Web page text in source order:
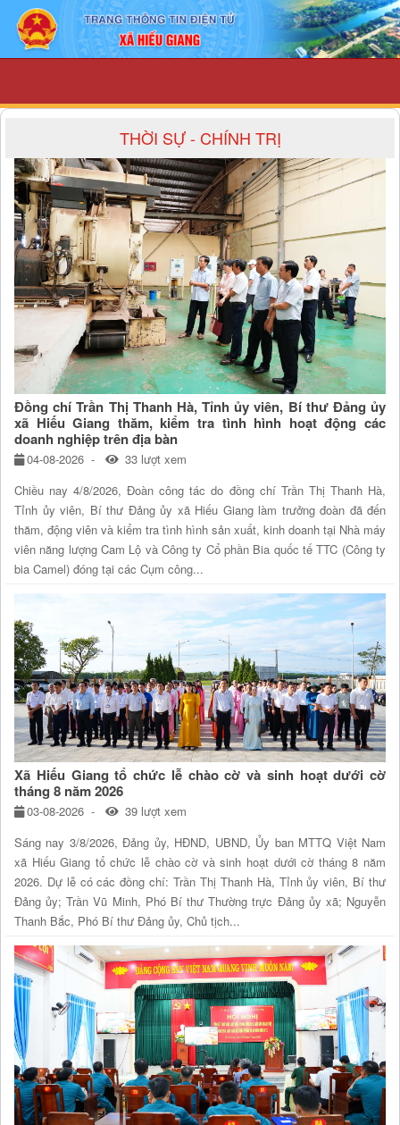
Thời sự - Chính trị - UBND xã Hiếu
THỜI SỰ - CHÍNH TRỊ
Đồng chí Trần Thị Thanh Hà, Tỉnh ủy viên, Bí thư Đảng ủy
xã Hiếu Giang thăm, kiểm tra tình hình hoạt động các
doanh nghiệp trên địa bàn
04-08-2026
33 lượt xem
Chiều nay 4/8/2026, Đoàn công tác do đồng chí Trần Thị Thanh Hà,
Tỉnh ủy viên, Bí thư Đảng ủy xã Hiếu Giang làm trưởng đoàn đã đến
thăm, động viên và kiểm tra tình hình sản xuất, kinh doanh tại Nhà máy
viên năng lượng Cam Lộ và Công ty Cổ phần Bia quốc tế TTC (Công ty
bia Camel) đóng tại các Cụm công...
Xã Hiếu Giang tổ chức lễ chào cờ và sinh hoạt dưới cờ
tháng 8 năm 2026
03-08-2026
39 lượt xem
Sáng nay 3/8/2026, Đảng ủy, HĐND, UBND, Ủy ban MTTQ Việt Nam
xã Hiếu Giang tổ chức lễ chào cờ và sinh hoạt dưới cờ tháng 8 năm
2026. Dự lễ có các đồng chí: Trần Thị Thanh Hà, Tỉnh ủy viên, Bí thư
Đảng ủy; Trần Vũ Minh, Phó Bí thư Thường trực Đảng ủy xã; Nguyễn
Thanh Bắc, Phó Bí thư Đảng ủy, Chủ tịch...